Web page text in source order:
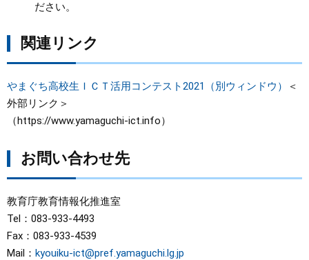
ださい。
関連リンク
やまぐち高校生ＩＣＴ活用コンテスト2021（別ウィンドウ）
＜
外部リンク＞
（https://www.yamaguchi-ict.info）
お問い合わせ先
教育庁教育情報化推進室
Tel：083-933-4493
Fax：083-933-4539
Mail： kyouiku-ict@pref.yamaguchi.lg.jp